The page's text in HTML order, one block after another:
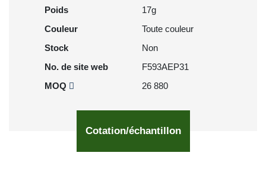
Poids
17g
Couleur
Toute couleur
Stock
Non
No. de site web
F593AEP31
MOQ
26 880
Cotation/échantillon